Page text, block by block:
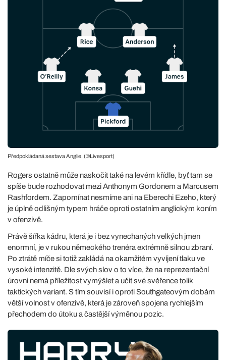
Předpokládaná sestava Anglie. (©Livesport)
Rogers ostatně může naskočit také na levém křídle, byť tam se
spíše bude rozhodovat mezi Anthonym Gordonem a Marcusem
Rashfordem. Zapomínat nesmíme ani na Eberechi Ezeho, který
je úplně odlišným typem hráče oproti ostatním anglickým koním
v ofenzivě.
Právě šířka kádru, která je i bez vynechaných velkých jmen
enormní, je v rukou německého trenéra extrémně silnou zbraní.
Po ztrátě míče si totiž zakládá na okamžitém vyvíjení tlaku ve
vysoké intenzitě. Dle svých slov o to více, že na reprezentační
úrovni nemá příležitost vymýšlet a učit své svěřence tolik
taktických variant. S tím souvisí i oproti Southgateovým dobám
větší volnost v ofenzivě, která je zároveň spojena rychlejším
přechodem do útoku a častější výměnou pozic.